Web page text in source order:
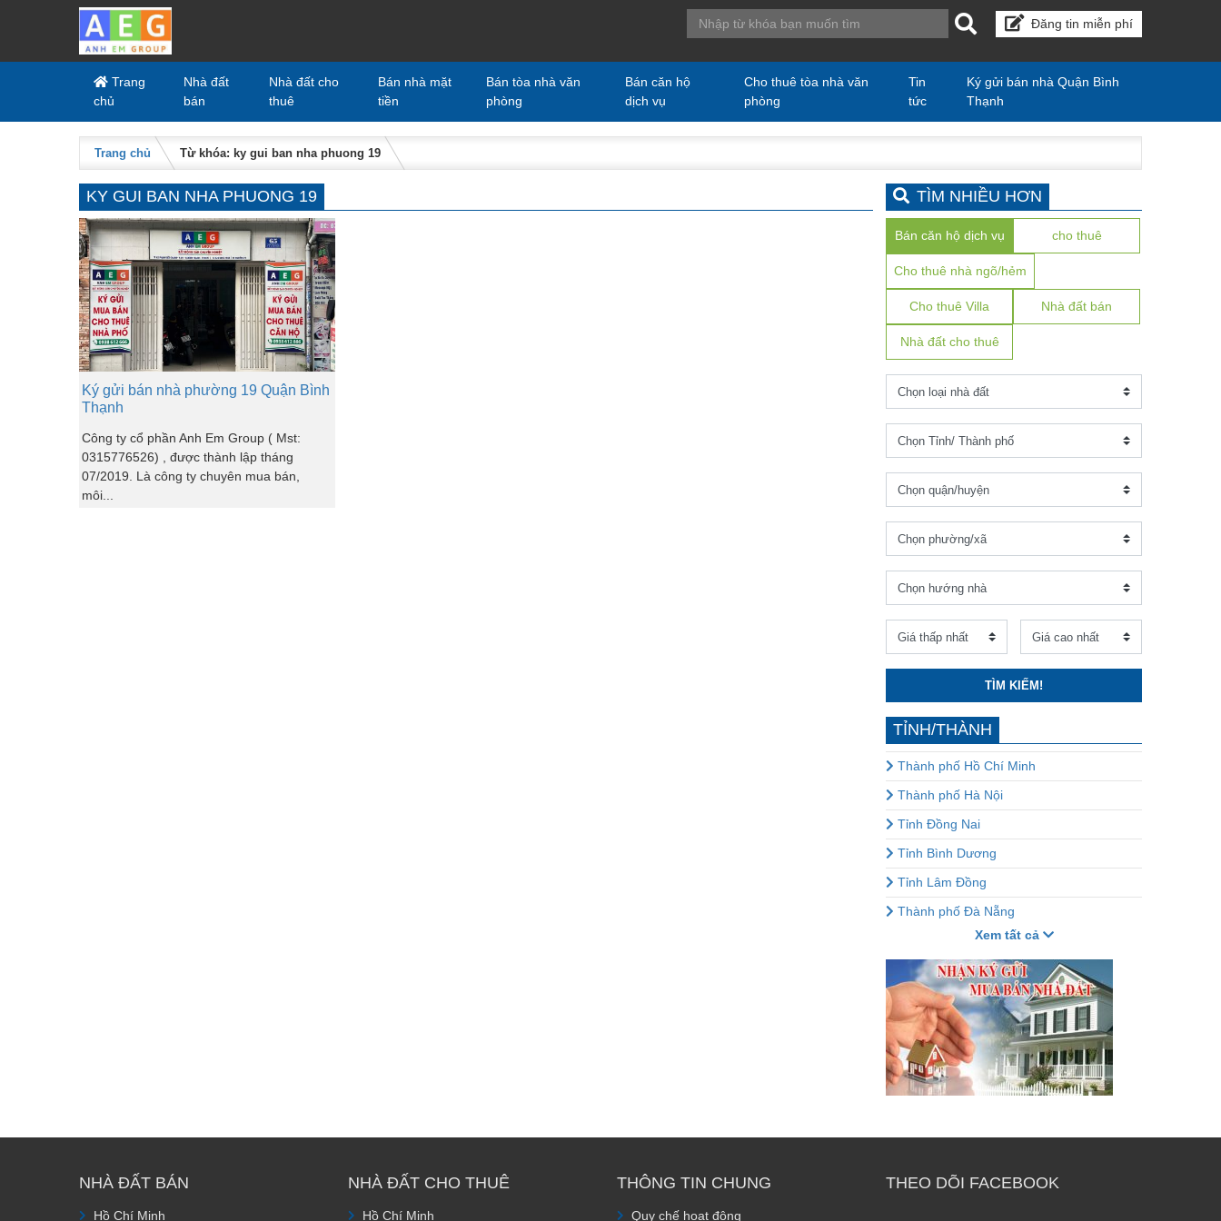
Skip to content
Đăng tin miễn phí
Trang
chủ
Nhà đất
bán
Nhà đất cho
thuê
Bán nhà mặt
tiền
Bán tòa nhà văn
phòng
Bán căn hộ
dịch vụ
Cho thuê tòa nhà văn
phòng
Tin
tức
Ký gửi bán nhà Quận Bình
Thạnh
Trang chủ Từ khóa: ky gui ban nha phuong 19
KY GUI BAN NHA PHUONG 19
Ký gửi bán nhà phường 19 Quận Bình
Thạnh
Công ty cổ phần Anh Em Group ( Mst:
0315776526) , được thành lập tháng
07/2019. Là công ty chuyên mua bán,
môi...
TÌM NHIỀU HƠN
Bán căn hộ dịch vụ cho thuê
Cho thuê nhà ngõ/hẻm
Cho thuê Villa Nhà đất bán
Nhà đất cho thuê
TÌM KIẾM!
TỈNH/THÀNH
Thành phố Hồ Chí Minh
Thành phố Hà Nội
Tỉnh Đồng Nai
Tỉnh Bình Dương
Tỉnh Lâm Đồng
Thành phố Đà Nẵng
Xem tất cả
NHÀ ĐẤT BÁN
Hồ Chí Minh
NHÀ ĐẤT CHO THUÊ
Hồ Chí Minh
THÔNG TIN CHUNG
Quy chế hoạt động
THEO DÕI FACEBOOK